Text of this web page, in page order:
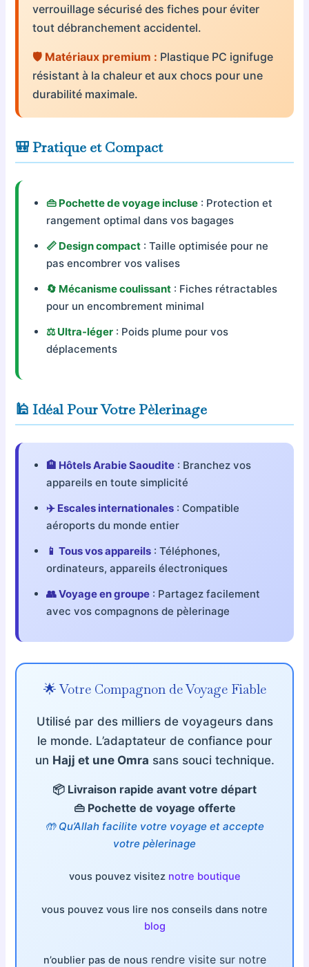
verrouillage sécurisé des fiches pour éviter
tout débranchement accidentel.
🛡️ Matériaux premium : Plastique PC ignifuge
résistant à la chaleur et aux chocs pour une
durabilité maximale.
🎒 Pratique et Compact
👜 Pochette de voyage incluse : Protection et
rangement optimal dans vos bagages
📏 Design compact : Taille optimisée pour ne
pas encombrer vos valises
🔄 Mécanisme coulissant : Fiches rétractables
pour un encombrement minimal
⚖️ Ultra-léger : Poids plume pour vos
déplacements
🕌 Idéal Pour Votre Pèlerinage
🏨 Hôtels Arabie Saoudite : Branchez vos
appareils en toute simplicité
✈️ Escales internationales : Compatible
aéroports du monde entier
📱 Tous vos appareils : Téléphones,
ordinateurs, appareils électroniques
👥 Voyage en groupe : Partagez facilement
avec vos compagnons de pèlerinage
🌟 Votre Compagnon de Voyage Fiable
Utilisé par des milliers de voyageurs dans
le monde. L’adaptateur de confiance pour
un Hajj et une Omra sans souci technique.
📦 Livraison rapide avant votre départ
👜 Pochette de voyage offerte
🤲 Qu’Allah facilite votre voyage et accepte
votre pèlerinage
vous pouvez visitez notre boutique
vous pouvez vous lire nos conseils dans notre
blog
n’oublier pas de nous rendre visite sur notre